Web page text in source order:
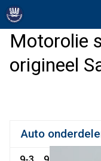
Motorolie
origineel
Auto